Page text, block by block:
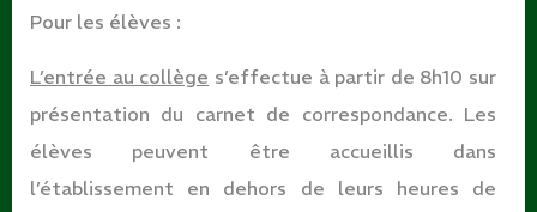
Pour les élèves :
L’entrée au collège s’effectue à partir de 8h10 sur
présentation du carnet de correspondance. Les
élèves peuvent être accueillis dans
l’établissement en dehors de leurs heures de